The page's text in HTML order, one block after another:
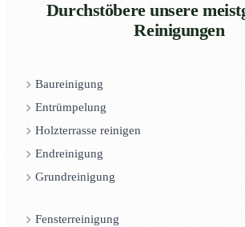
Durchstöbere unsere
Reinigungen
Baureinigung
Entrümpelung
Holzterrasse reinigen
Endreinigung
Grundreinigung
Fensterreinigung